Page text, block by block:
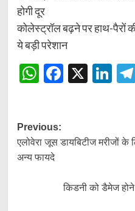
होगी दूर
कोलेस्ट्रॉल बढ़ने पर हाथ-पैरों
ये बड़ी परेशान
WhatsApp
X
Post
navigation
Previous:
एलोवेरा जूस डायबिटीज मरीजों के
अन्य फायदे
किडनी को डैमेज